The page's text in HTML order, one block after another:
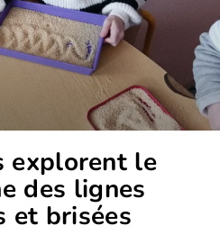
explorent le
des lignes
et brisées